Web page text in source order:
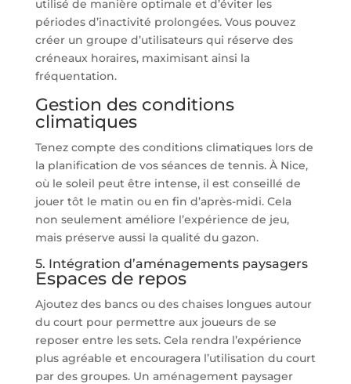
utilisé de manière optimale et d’éviter les
périodes d’inactivité prolongées. Vous pouvez
créer un groupe d’utilisateurs qui réserve des
créneaux horaires, maximisant ainsi la
fréquentation.
Gestion des conditions
climatiques
Tenez compte des conditions climatiques lors de
la planification de vos séances de tennis. À Nice,
où le soleil peut être intense, il est conseillé de
jouer tôt le matin ou en fin d’après-midi. Cela
non seulement améliore l’expérience de jeu,
mais préserve aussi la qualité du gazon.
5. Intégration d’aménagements paysagers
Espaces de repos
Ajoutez des bancs ou des chaises longues autour
du court pour permettre aux joueurs de se
reposer entre les sets. Cela rendra l’expérience
plus agréable et encouragera l’utilisation du court
par des groupes. Un aménagement paysager